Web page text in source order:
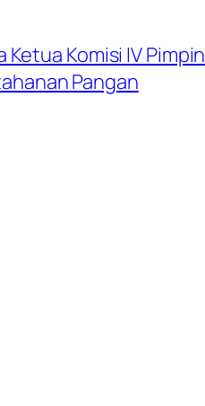
Komisi IV Pimpin
Pangan